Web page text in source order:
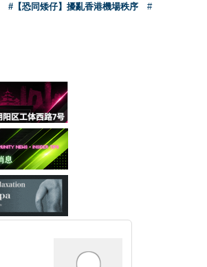
#【恐同矮仔】擾亂香港機場秩序
#